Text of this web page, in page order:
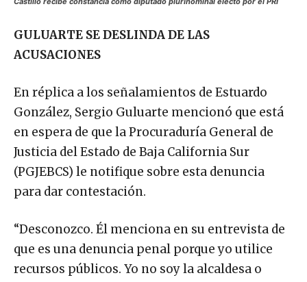
GULUARTE SE DESLINDA DE LAS
ACUSACIONES
En réplica a los señalamientos de Estuardo
González, Sergio Guluarte mencionó que está
en espera de que la Procuraduría General de
Justicia del Estado de Baja California Sur
(PGJEBCS) le notifique sobre esta denuncia
para dar contestación.
“Desconozco. Él menciona en su entrevista de
que es una denuncia penal porque yo utilice
recursos públicos. Yo no soy la alcaldesa o